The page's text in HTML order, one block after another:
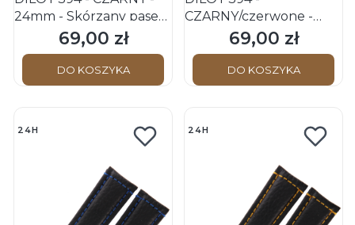
24mm - Skórzany pasek
do zegarka o strukturze
bizona
Cena
69,00 zł
DO KOSZYKA
CZARNY/czerwone -
24mm - Skórzany pasek
do zegarka o strukturze
Cena
69,00 zł
DO KOSZYKA
24H 24H